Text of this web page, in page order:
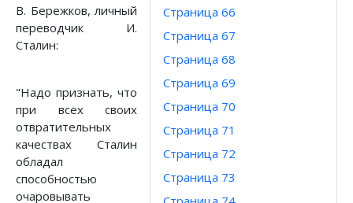
Страница 66
Страница 67
Страница 68
Страница 69
Страница 70
Страница 71
Страница 72
Страница 73
В. Бережков, личный
переводчик И.
Сталин:
"Надо признать, что
при всех своих
отвратительных
качествах Сталин
обладал
способностью
очаровывать